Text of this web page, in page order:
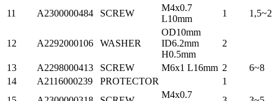
11 A2300000484 SCREW
M4x0.7
L10mm
1 1,5~2
12 A2292000106 WASHER
OD10mm
ID6.2mm
H0.5mm
2
13 A2298000413 SCREW M6x1 L16mm 2
6~8
14
A2116000239 PROTECTOR
1
M4x0.7